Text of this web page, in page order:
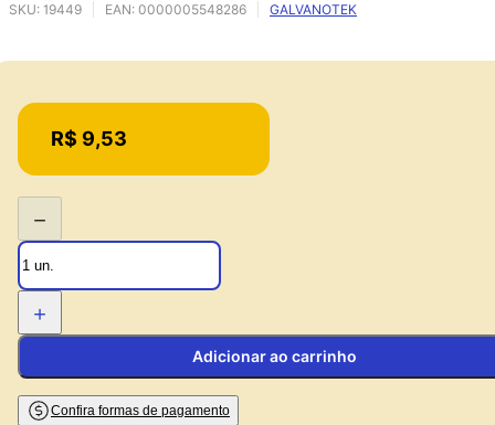
SKU: 19449 EAN: 0000005548286 GALVANOTEK
Price:
R$ 9,53
−
+
Adicionar ao carrinho
Confira formas de pagamento